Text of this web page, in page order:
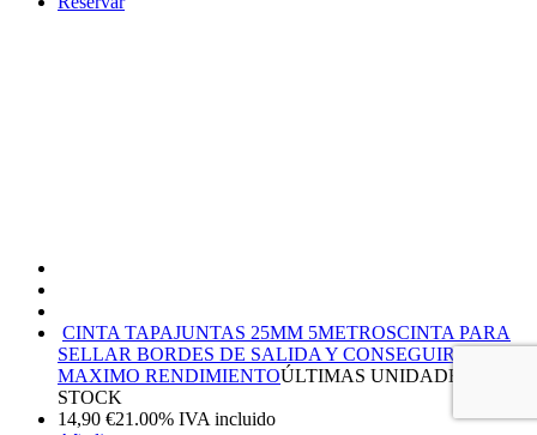
CINTA TAPAJUNTAS 25MM 5METROSCINTA PARA
SELLAR BORDES DE SALIDA Y CONSEGUIR EL
MAXIMO RENDIMIENTOÚLTIMAS UNIDADES EN
STOCK
14,90 €21.00% IVA incluido